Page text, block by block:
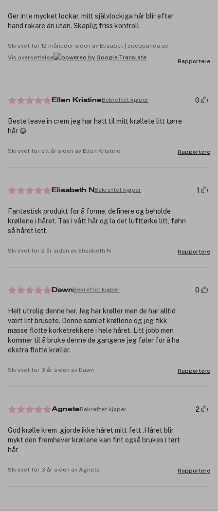
Ger inte mycket lockar, mitt självlockiga hår blir efter
hand rakare än utan. Skaplig friss kontroll.
Skrevet for 12 måneder siden av Elisabet | cocopanda.se
Vis oversettelse
Rapportere
Ellen KristineBekreftet kjøper 0
Beste leave in crem jeg har hatt til mitt krøllete litt tørre
hår 😃
Skrevet for ett år siden av Ellen Kristine Rapportere
Elisabeth N Bekreftet kjøper 1
Fantastisk produkt for å forme, definere og beholde
krøllene i håret. Tas i vått hår og la det lufttørke litt, føhn
så håret lett.
Skrevet for 2 år siden av Elisabeth N Rapportere
DawnBekreftet kjøper 0
Helt utrolig denne her. Jeg har krøller men de har alltid
vært litt brusete. Denne samlet krøllene og jeg fikk
masse flotte korketrekkere i hele håret. Litt jobb men
kommer til å bruke denne de gangene jeg føler for å ha
ekstra flotte krøller.
Skrevet for 3 år siden av Dawn Rapportere
AgneteBekreftet kjøper 2
God krølle krem .gjorde ikke håret mitt fett .Håret blir
mykt den fremhever krøllene kan fint også brukes i tørt
hår
Skrevet for 3 år siden av Agnete Rapportere